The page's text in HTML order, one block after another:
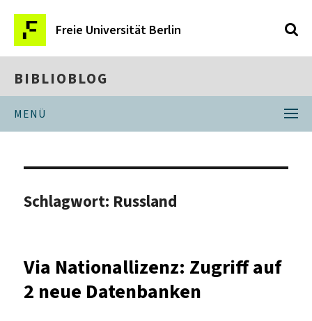
Freie Universität Berlin
BIBLIOBLOG
MENÜ
Schlagwort: Russland
Via Nationallizenz: Zugriff auf
2 neue Datenbanken